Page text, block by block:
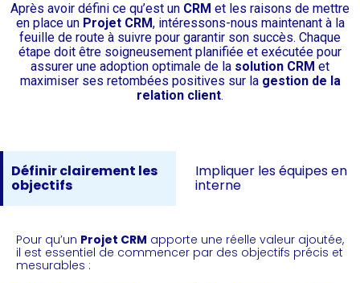
Après avoir défini ce qu’est un CRM et les raisons de mettre
en place un Projet CRM, intéressons-nous maintenant à la
feuille de route à suivre pour garantir son succès. Chaque
étape doit être soigneusement planifiée et exécutée pour
assurer une adoption optimale de la solution CRM et
maximiser ses retombées positives sur la gestion de la
relation client.
Définir clairement les
objectifs
Impliquer les équipes en
interne
Pour qu’un Projet CRM apporte une réelle valeur ajoutée,
il est essentiel de commencer par des objectifs précis et
mesurables :